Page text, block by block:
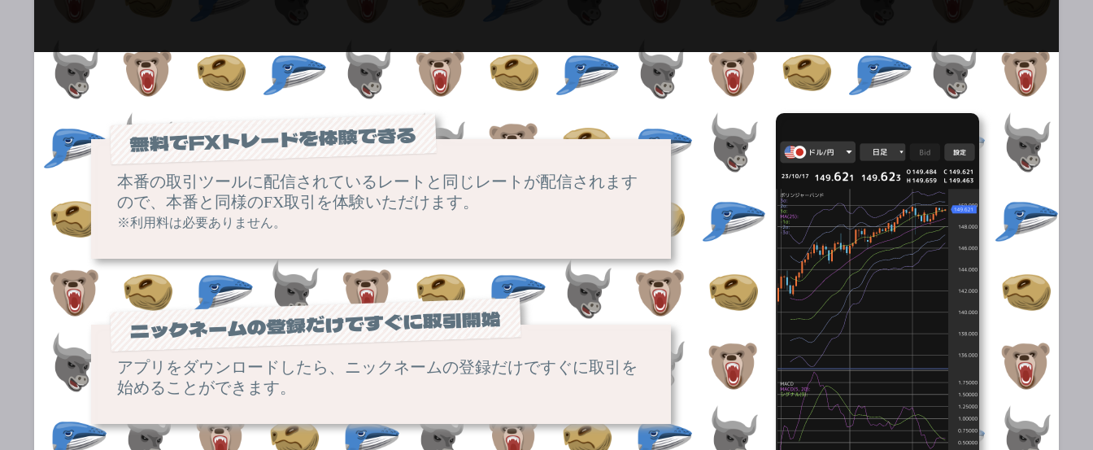
無料でFXトレードを体験できる
本番の取引ツールに配信されているレートと同じレートが配信されます
ので、本番と同様のFX取引を体験いただけます。
※利用料は必要ありません。
ニックネームの登録だけですぐに取引開始
アプリをダウンロードしたら、ニックネームの登録だけですぐに取引を
始めることができます。